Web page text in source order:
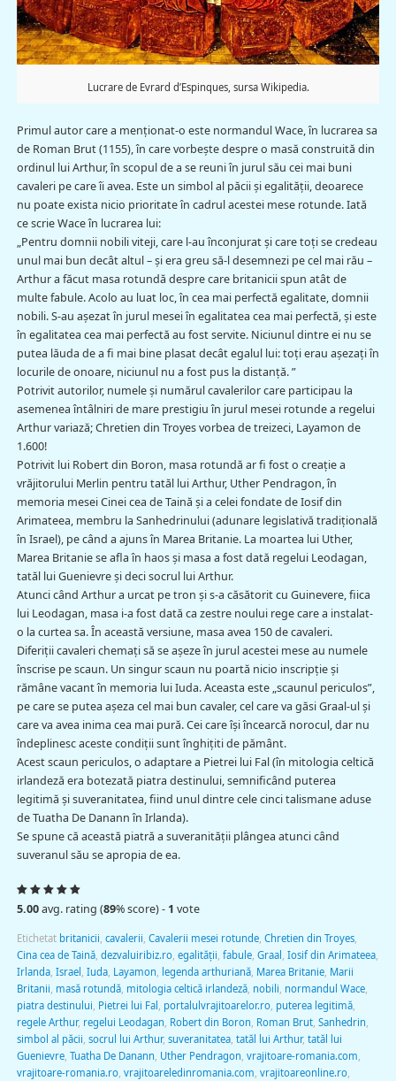
Lucrare de Evrard d’Espinques, sursa Wikipedia.
Primul autor care a menţionat-o este normandul Wace, în lucrarea sa
de Roman Brut (1155), în care vorbește despre o masă construită din
ordinul lui Arthur, în scopul de a se reuni în jurul său cei mai buni
cavaleri pe care îi avea. Este un simbol al păcii și egalității, deoarece
nu poate exista nicio prioritate în cadrul acestei mese rotunde. Iată
ce scrie Wace în lucrarea lui:
„Pentru domnii nobili viteji, care l-au înconjurat și care toți se credeau
unul mai bun decât altul – și era greu să-l desemnezi pe cel mai rău –
Arthur a făcut masa rotundă despre care britanicii spun atât de
multe fabule. Acolo au luat loc, în cea mai perfectă egalitate, domnii
nobili. S-au așezat în jurul mesei în egalitatea cea mai perfectă, și este
în egalitatea cea mai perfectă au fost servite. Niciunul dintre ei nu se
putea lăuda de a fi mai bine plasat decât egalul lui: toţi erau așezaţi în
locurile de onoare, niciunul nu a fost pus la distanţă. ”
Potrivit autorilor, numele și numărul cavalerilor care participau la
asemenea întâlniri de mare prestigiu în jurul mesei rotunde a regelui
Arthur variază; Chretien din Troyes vorbea de treizeci, Layamon de
1.600!
Potrivit lui Robert din Boron, masa rotundă ar fi fost o creație a
vrăjitorului Merlin pentru tatăl lui Arthur, Uther Pendragon, în
memoria mesei Cinei cea de Taină și a celei fondate de Iosif din
Arimateea, membru la Sanhedrinului (adunare legislativă tradiţională
în Israel), pe când a ajuns în Marea Britanie. La moartea lui Uther,
Marea Britanie se afla în haos și masa a fost dată regelui Leodagan,
tatăl lui Guenievre şi deci socrul lui Arthur.
Atunci când Arthur a urcat pe tron și s-a căsătorit cu Guinevere, fiica
lui Leodagan, masa i-a fost dată ca zestre noului rege care a instalat-
o la curtea sa. În această versiune, masa avea 150 de cavaleri.
Diferiţii cavaleri chemați să se așeze în jurul acestei mese au numele
înscrise pe scaun. Un singur scaun nu poartă nicio inscripție și
rămâne vacant în memoria lui Iuda. Aceasta este „scaunul periculos”,
pe care se putea aşeza cel mai bun cavaler, cel care va găsi Graal-ul și
care va avea inima cea mai pură. Cei care îşi încearcă norocul, dar nu
îndeplinesc aceste condiții sunt înghițiti de pământ.
Acest scaun periculos, o adaptare a Pietrei lui Fal (în mitologia celtică
irlandeză era botezată piatra destinului, semnificând puterea
legitimă şi suveranitatea, fiind unul dintre cele cinci talismane aduse
de Tuatha De Danann în Irlanda).
Se spune că această piatră a suveranităţii plângea atunci când
suveranul său se apropia de ea.
5.00avg. rating (89% score) - 1 vote
Etichetat britanicii cavalerii Cavalerii mesei rotunde, Chretien din Troyes,
Cina cea de Taină, dezvaluiribiz.ro, egalității fabule, Graal Iosif din Arimateea,
Irlanda, Israel Iuda, Layamon legenda arthuriană, Marea Britanie, Marii
Britanii masă rotundă, mitologia celtică irlandeză, nobili normandul Wace,
piatra destinului Pietrei lui Fal portalulvrajitoarelor.ro, puterea legitimă,
regele Arthur, regelui Leodagan Robert din Boron Roman Brut, Sanhedrin
simbol al păcii socrul lui Arthur, suveranitatea, tatăl lui Arthur, tatăl lui
Guenievre, Tuatha De Danann Uther Pendragon vrajitoare-romania.com
vrajitoare-romania.ro, vrajitoareledinromania.com vrajitoareonline.ro,